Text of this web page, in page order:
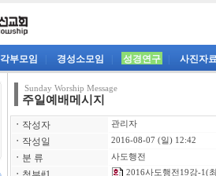
각부모임 경성소모임 성경연구 사진자
Sunday Worship Message
주일예배메시지
ㆍ 작성자 관리자
ㆍ 작성일 2016-08-07 (일) 12:42
ㆍ 분 류 사도행전
2016사도행전19강-1(